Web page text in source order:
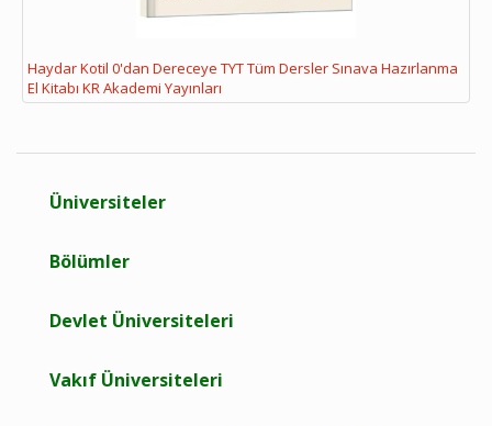
Haydar Kotil 0'dan Dereceye TYT Tüm Dersler Sınava Hazırlanma
El Kitabı KR Akademi Yayınları
Üniversiteler
Bölümler
Devlet Üniversiteleri
Vakıf Üniversiteleri